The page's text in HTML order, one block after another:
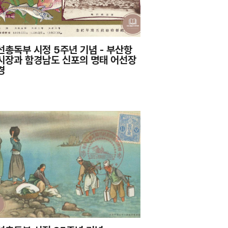
총독부 시정 5주년 기념 - 부산항
장과 함경남도 신포의 명태 어선장